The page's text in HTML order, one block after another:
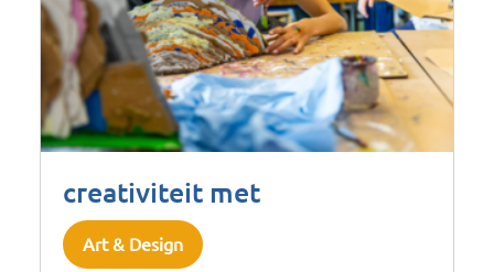
creativiteit met
Art & Design